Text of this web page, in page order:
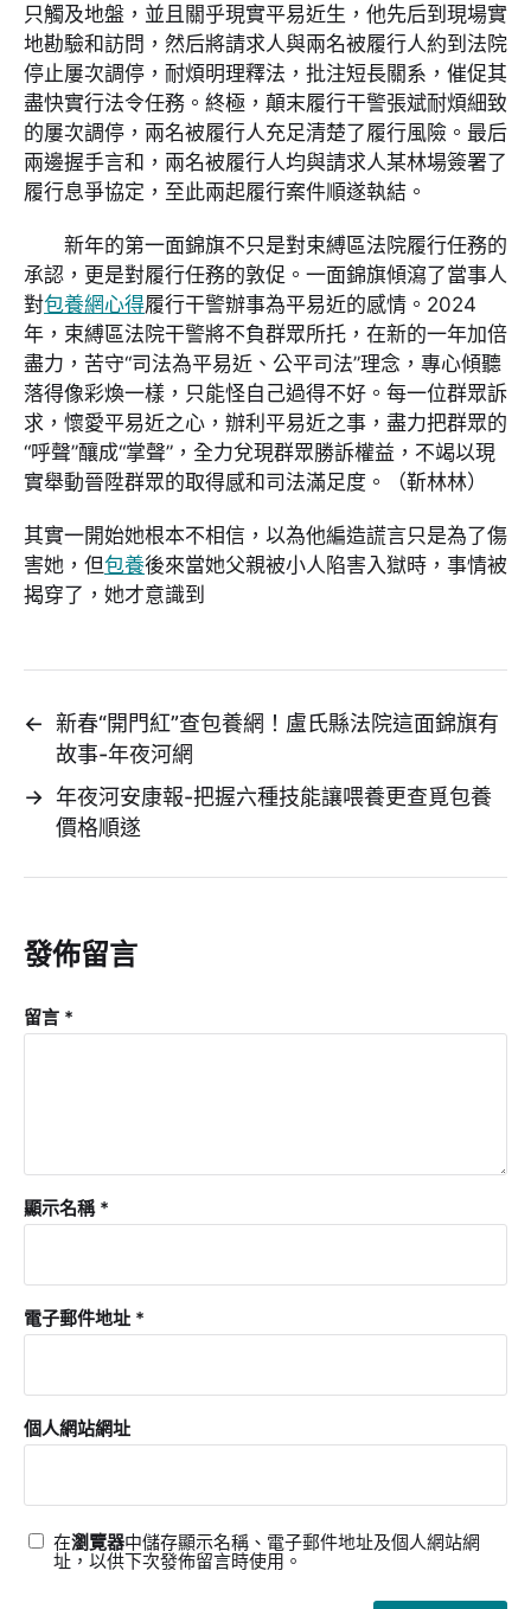
只觸及地盤，並且關乎現實平易近生，他先后到現場實
地勘驗和訪問，然后將請求人與兩名被履行人約到法院
停止屢次調停，耐煩明理釋法，批注短長關系，催促其
盡快實行法令任務。終極，顛末履行干警張斌耐煩細致
的屢次調停，兩名被履行人充足清楚了履行風險。最后
兩邊握手言和，兩名被履行人均與請求人某林場簽署了
履行息爭協定，至此兩起履行案件順遂執結。
新年的第一面錦旗不只是對束縛區法院履行任務的
承認，更是對履行任務的敦促。一面錦旗傾瀉了當事人
對包養網心得履行干警辦事為平易近的感情。2024
年，束縛區法院干警將不負群眾所托，在新的一年加倍
盡力，苦守“司法為平易近、公平司法”理念，專心傾聽
落得像彩煥一樣，只能怪自己過得不好。每一位群眾訴
求，懷愛平易近之心，辦利平易近之事，盡力把群眾的
“呼聲”釀成“掌聲”，全力兌現群眾勝訴權益，不竭以現
實舉動晉陞群眾的取得感和司法滿足度。（靳林林）
其實一開始她根本不相信，以為他編造謊言只是為了傷
害她，但包養後來當她父親被小人陷害入獄時，事情被
揭穿了，她才意識到
← 新春“開門紅”查包養網！盧氏縣法院這面錦旗有
故事-年夜河網
→ 年夜河安康報-把握六種技能讓喂養更查覓包養
價格順遂
發佈留言
留言 *
顯示名稱 *
電子郵件地址 *
個人網站網址
在瀏覽器中儲存顯示名稱、電子郵件地址及個人網站網
址，以供下次發佈留言時使用。